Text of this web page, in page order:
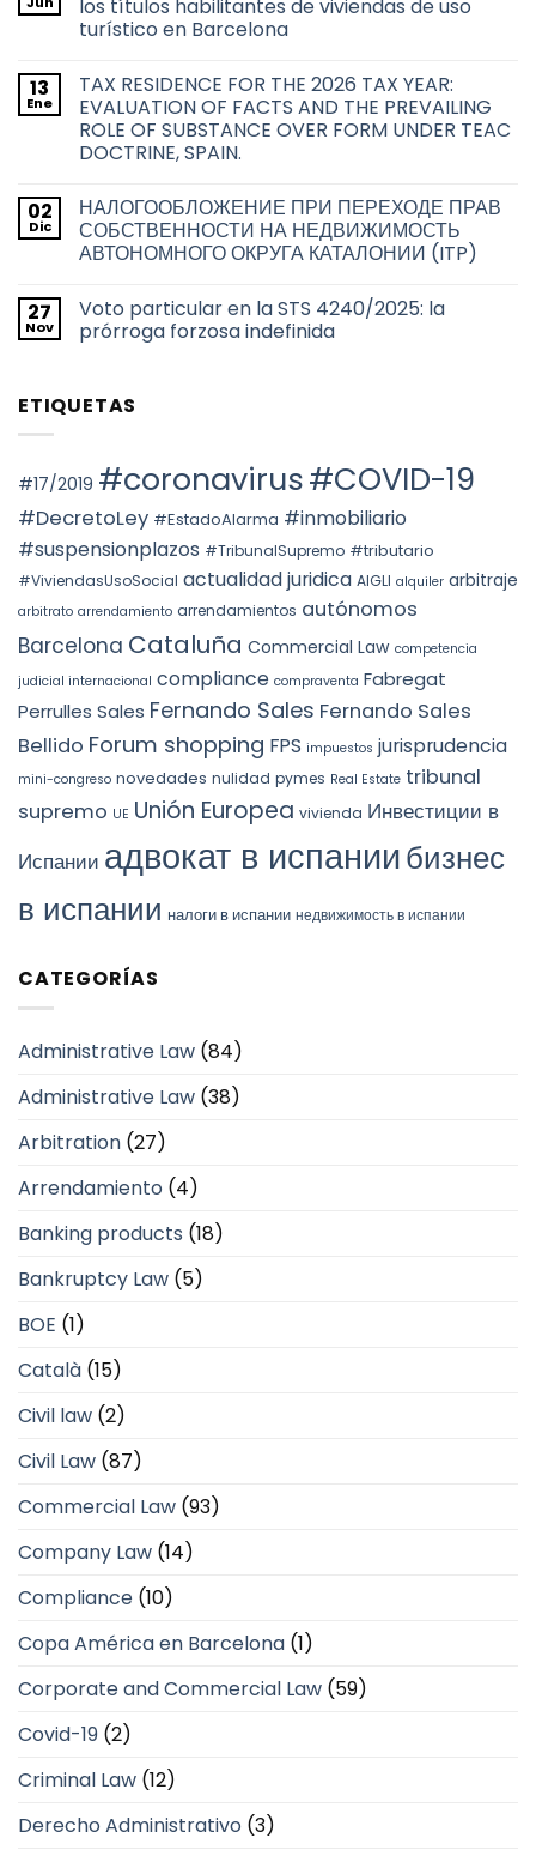
Derecho
de
de
las
Administraciones
Públicas
sobre
las
en
la
ciudad
de
Barcelona
los títulos habilitantes de viviendas de uso
turístico en Barcelona
comentarios
en
La
problemática
acerca
de
de
los
títulos
habilitantes
de
uso
turístico
en
13
Ene
TAX RESIDENCE FOR THE 2026 TAX YEAR:
EVALUATION OF FACTS AND THE PREVAILING
ROLE OF SUBSTANCE OVER FORM UNDER TEAC
DOCTRINE, SPAIN.
comentarios
en
TAX
RESIDENCE
2026
TAX
YEAR:
EVALUATION
THE
SUBSTANCE
OVER
UNDER
DOCTRINE,
02
Dic
НАЛОГООБЛОЖЕНИЕ ПРИ ПЕРЕХОДЕ ПРАВ
СОБСТВЕННОСТИ НА НЕДВИЖИМОСТЬ
АВТОНОМНОГО ОКРУГА КАТАЛОНИИ (ITP)
comentarios
en
НАЛОГООБЛОЖЕНИЕ
СОБСТВЕННОСТИ
НА
ОКРУГА
КАТАЛОНИИ
(ITP)
27
Nov
Voto particular en la STS 4240/2025: la
prórroga forzosa indefinida
en
Voto
STS
4240/2025:
la
prórroga
forzosa
indefinida
ETIQUETAS
#17/2019 #coronavirus#COVID-19
#DecretoLey #EstadoAlarma #inmobiliario
#suspensionplazos #TribunalSupremo #tributario
#ViviendasUsoSocial actualidad juridica AIGLI alquiler arbitraje
arbitrato arrendamiento arrendamientos autónomos
Barcelona Cataluña Commercial Law competencia
judicial internacional compliance compraventa Fabregat
Perrulles Sales Fernando Sales Fernando Sales
Bellido Forum shopping FPS impuestos jurisprudencia
mini-congreso novedades nulidad pymes Real Estate tribunal
supremo UE Unión Europea vivienda Инвестиции в
Испании адвокат в испаниибизнес
в испании налоги в испании недвижимость в испании
CATEGORÍAS
Administrative Law (84)
Administrative Law (38)
Arbitration (27)
Arrendamiento (4)
Banking products (18)
Bankruptcy Law (5)
BOE (1)
Català (15)
Civil law (2)
Civil Law (87)
Commercial Law (93)
Company Law (14)
Compliance (10)
Copa América en Barcelona (1)
Corporate and Commercial Law (59)
Covid-19 (2)
Criminal Law (12)
Derecho Administrativo (3)